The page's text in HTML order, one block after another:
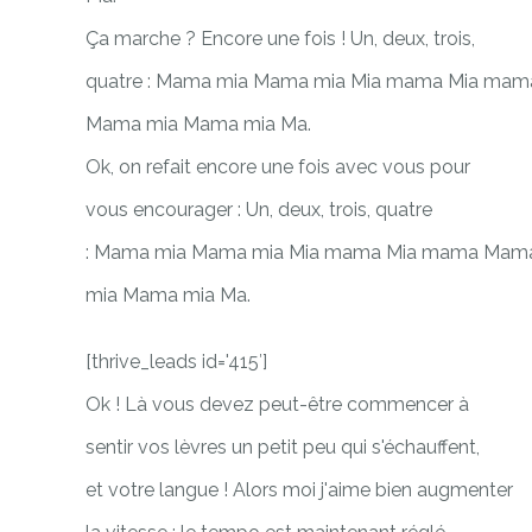
Ça marche ? Encore une fois ! Un, deux, trois,
quatre : Mama mia Mama mia Mia mama Mia
Mama mia Mama mia Ma.
Ok, on refait encore une fois avec vous pour
vous encourager : Un, deux, trois, quatre
: Mama mia Mama mia Mia mama Mia mama
mia Mama mia Ma.
[thrive_leads id='415′]
Ok ! Là vous devez peut-être commencer à
sentir vos lèvres un petit peu qui s'échauffent,
et votre langue ! Alors moi j'aime bien augmenter